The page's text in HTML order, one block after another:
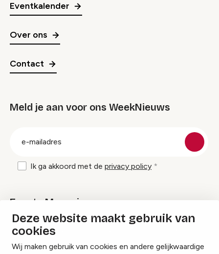
Deze website maakt gebruik van
cookies
Wij maken gebruik van cookies en andere gelijkwaardige
Eventkalender
Over ons
Contact
Meld je aan voor ons WeekNieuws
Ik ga akkoord met de privacy policy
Events Magazine
Ik ontvang graag Events Magazine